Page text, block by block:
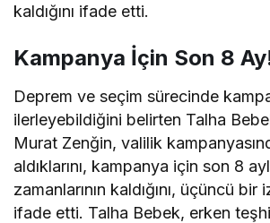
kaldığını ifade etti.
Kampanya İçin Son 8
Deprem ve seçim sürecinde
ilerleyebildiğini belirten Talha
Murat Zenğin, valilik
aldıklarını, kampanya için son 8
zamanlarının kaldığını, üçüncü bir
ifade etti. Talha Bebek, erken